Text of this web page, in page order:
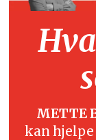
METTE
kan